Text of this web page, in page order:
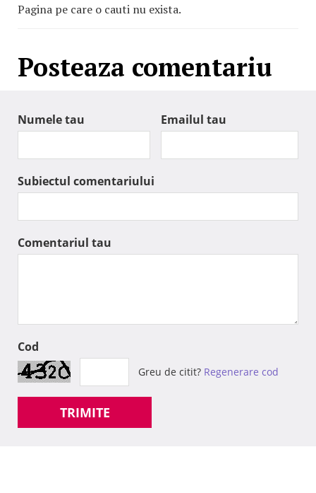
Pagina pe care o cauti nu exista.
Posteaza comentariu
Numele tau Emailul tau
Subiectul comentariului
Comentariul tau
Cod
Greu de citit? Regenerare cod
TRIMITE